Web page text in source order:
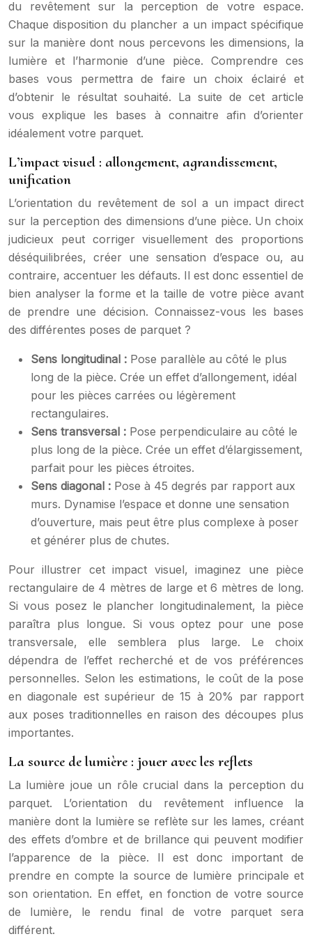
du revêtement sur la perception de votre espace.
Chaque disposition du plancher a un impact spécifique
sur la manière dont nous percevons les dimensions, la
lumière et l’harmonie d’une pièce. Comprendre ces
bases vous permettra de faire un choix éclairé et
d’obtenir le résultat souhaité. La suite de cet article
vous explique les bases à connaitre afin d’orienter
idéalement votre parquet.
L’impact visuel : allongement, agrandissement,
unification
L’orientation du revêtement de sol a un impact direct
sur la perception des dimensions d’une pièce. Un choix
judicieux peut corriger visuellement des proportions
déséquilibrées, créer une sensation d’espace ou, au
contraire, accentuer les défauts. Il est donc essentiel de
bien analyser la forme et la taille de votre pièce avant
de prendre une décision. Connaissez-vous les bases
des différentes poses de parquet ?
Sens longitudinal : Pose parallèle au côté le plus
long de la pièce. Crée un effet d’allongement, idéal
pour les pièces carrées ou légèrement
rectangulaires.
Sens transversal : Pose perpendiculaire au côté le
plus long de la pièce. Crée un effet d’élargissement,
parfait pour les pièces étroites.
Sens diagonal : Pose à 45 degrés par rapport aux
murs. Dynamise l’espace et donne une sensation
d’ouverture, mais peut être plus complexe à poser
et générer plus de chutes.
Pour illustrer cet impact visuel, imaginez une pièce
rectangulaire de 4 mètres de large et 6 mètres de long.
Si vous posez le plancher longitudinalement, la pièce
paraîtra plus longue. Si vous optez pour une pose
transversale, elle semblera plus large. Le choix
dépendra de l’effet recherché et de vos préférences
personnelles. Selon les estimations, le coût de la pose
en diagonale est supérieur de 15 à 20% par rapport
aux poses traditionnelles en raison des découpes plus
importantes.
La source de lumière : jouer avec les reflets
La lumière joue un rôle crucial dans la perception du
parquet. L’orientation du revêtement influence la
manière dont la lumière se reflète sur les lames, créant
des effets d’ombre et de brillance qui peuvent modifier
l’apparence de la pièce. Il est donc important de
prendre en compte la source de lumière principale et
son orientation. En effet, en fonction de votre source
de lumière, le rendu final de votre parquet sera
différent.